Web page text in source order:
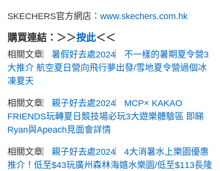
SKECHERS官方網店： www.skechers.com.hk
購買連結：＞＞按此＜＜
相關文章︳ 暑假好去處2024︳不一樣的暑期夏令營3
大推介 航空夏日營向飛行夢出發/雪地夏令營過個冰
凍夏天
相關文章︳ 親子好去處2024︳MCP× KAKAO
FRIENDS玩轉夏日競技場必玩3大遊樂體驗區 即睇
Ryan與Apeach見面會詳情
相關文章︳ 親子好去處2024︳4大消暑水上樂園優惠
推介！低至$43玩廣州森林海嬉水樂園/低至$113長隆